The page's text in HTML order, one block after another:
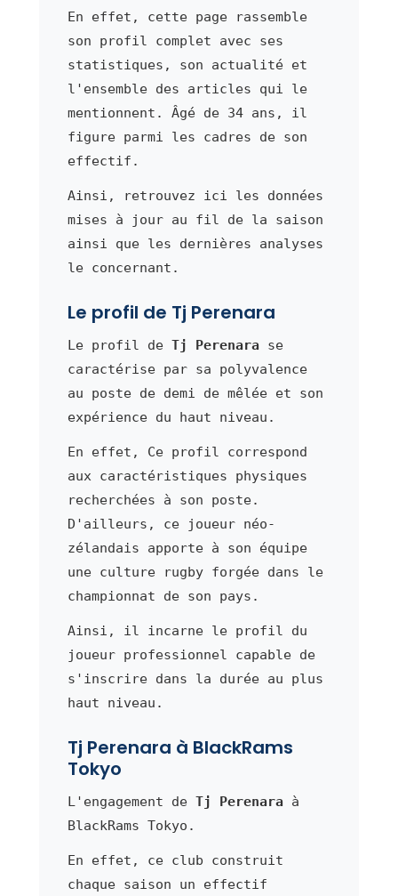
En effet, cette page rassemble
son profil complet avec ses
statistiques, son actualité et
l'ensemble des articles qui le
mentionnent. Âgé de 34 ans, il
figure parmi les cadres de son
effectif.
Ainsi, retrouvez ici les données
mises à jour au fil de la saison
ainsi que les dernières analyses
le concernant.
Le profil de Tj Perenara
Le profil de Tj Perenara se
caractérise par sa polyvalence
au poste de demi de mêlée et son
expérience du haut niveau.
En effet, Ce profil correspond
aux caractéristiques physiques
recherchées à son poste.
D'ailleurs, ce joueur néo-
zélandais apporte à son équipe
une culture rugby forgée dans le
championnat de son pays.
Ainsi, il incarne le profil du
joueur professionnel capable de
s'inscrire dans la durée au plus
haut niveau.
Tj Perenara à BlackRams
Tokyo
L'engagement de Tj Perenara à
BlackRams Tokyo.
En effet, ce club construit
chaque saison un effectif